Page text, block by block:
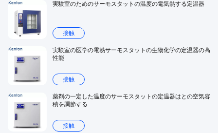
実験室のためのサーモスタットの温度の電気熱する定温器
接触
実験室の医学の電熱サーモスタットの生物化学の定温器の高
性能
接触
薬剤の一定した温度のサーモスタットの定温器はとの空気容
積を調節する
接触